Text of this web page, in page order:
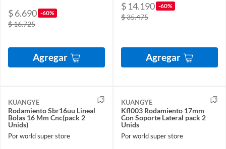
$ 6.690 -60%
$ 16.725
Agregar
$ 14.190 -60%
$ 35.475
Agregar
KUANGYE
Rodamiento Sbr16uu Lineal
Bolas 16 Mm Cnc(pack 2
Unids)
Por world super store
KUANGYE
Kfl003 Rodamiento 17mm
Con Soporte Lateral pack 2
Unids
Por world super store